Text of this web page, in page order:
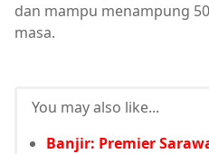
dan mampu menampung
masa.
You may also like...
Banjir: Premier